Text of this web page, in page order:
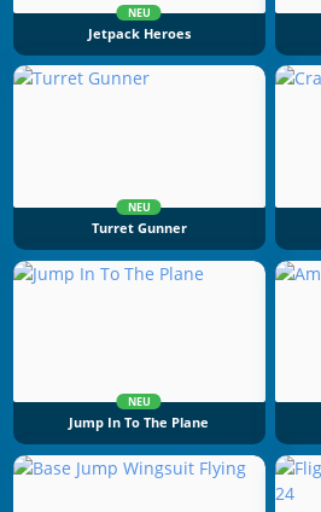
NEU
Jetpack Heroes
NEU
Turret Gunner
NEU
Jump In To The Plane